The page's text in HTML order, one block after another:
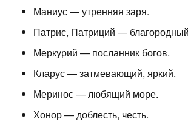
Маниус — утренняя заря.
Патрис, Патриций —
Меркурий — посланник богов.
Кларус — затмевающий, яркий.
Меринос — любящий море.
Хонор — доблесть, честь.